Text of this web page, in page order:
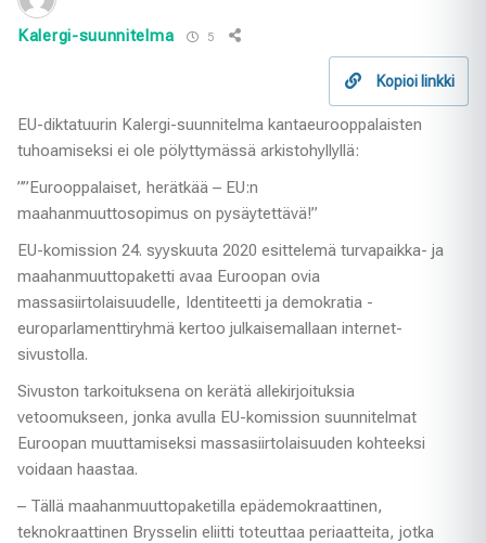
Kalergi-suunnitelma 5
Kopioi linkki
EU-diktatuurin Kalergi-suunnitelma kantaeurooppalaisten
tuhoamiseksi ei ole pölyttymässä arkistohyllyllä:
””Eurooppalaiset, herätkää – EU:n
maahanmuuttosopimus on pysäytettävä!”
EU-komission 24. syyskuuta 2020 esittelemä turvapaikka- ja
maahanmuuttopaketti avaa Euroopan ovia
massasiirtolaisuudelle, Identiteetti ja demokratia -
europarlamenttiryhmä kertoo julkaisemallaan internet-
sivustolla.
Sivuston tarkoituksena on kerätä allekirjoituksia
vetoomukseen, jonka avulla EU-komission suunnitelmat
Euroopan muuttamiseksi massasiirtolaisuuden kohteeksi
voidaan haastaa.
– Tällä maahanmuuttopaketilla epädemokraattinen,
teknokraattinen Brysselin eliitti toteuttaa periaatteita, jotka